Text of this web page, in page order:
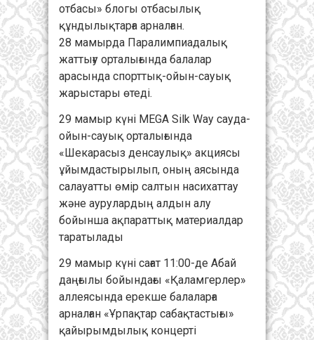
отбасы» блогы отбасылық
құндылықтарға арналған.
28 мамырда Паралимпиадалық
жаттығу орталығында балалар
арасында спорттық-ойын-сауық
жарыстары өтеді.
29 мамыр күні MEGA Silk Way сауда-
ойын-сауық орталығында
«Шекарасыз денсаулық» акциясы
ұйымдастырылып, оның аясында
салауатты өмір салтын насихаттау
және аурулардың алдын алу
бойынша ақпараттық материалдар
таратылады
29 мамыр күні сағат 11:00-де Абай
даңғылы бойындағы «Қаламгерлер»
аллеясында ерекше балаларға
арналған «Ұрпақтар сабақтастығы»
қайырымдылық концерті